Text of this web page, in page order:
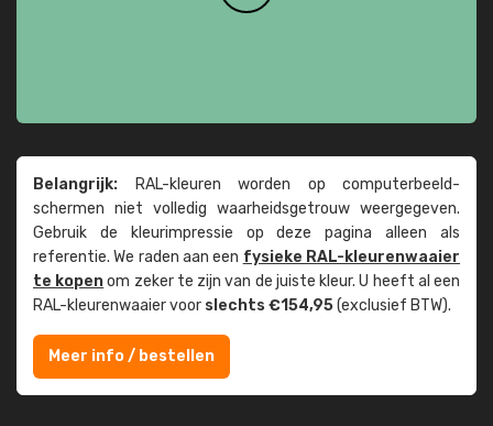
Belangrijk: RAL-kleuren worden op computer­beeld­
schermen niet volledig waarheids­­getrouw weer­gegeven.
Gebruik de kleur­impressie op deze pagina alleen als
referentie. We raden aan een fysieke RAL-kleuren­waaier
te kopenom zeker te zijn van de juiste kleur. U heeft al een
RAL-kleuren­waaier voor slechts €154,95(exclusief BTW).
Meer info / bestellen